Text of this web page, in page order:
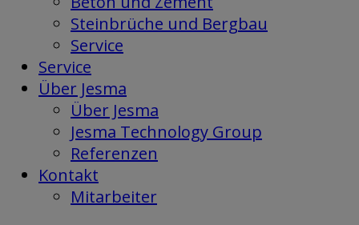
Steinbrüche und Bergbau
Service
Service
Über Jesma
Über Jesma
Jesma Technology Group
Referenzen
Kontakt
Mitarbeiter